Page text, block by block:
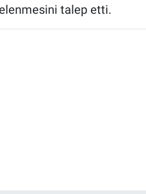
talep etti.